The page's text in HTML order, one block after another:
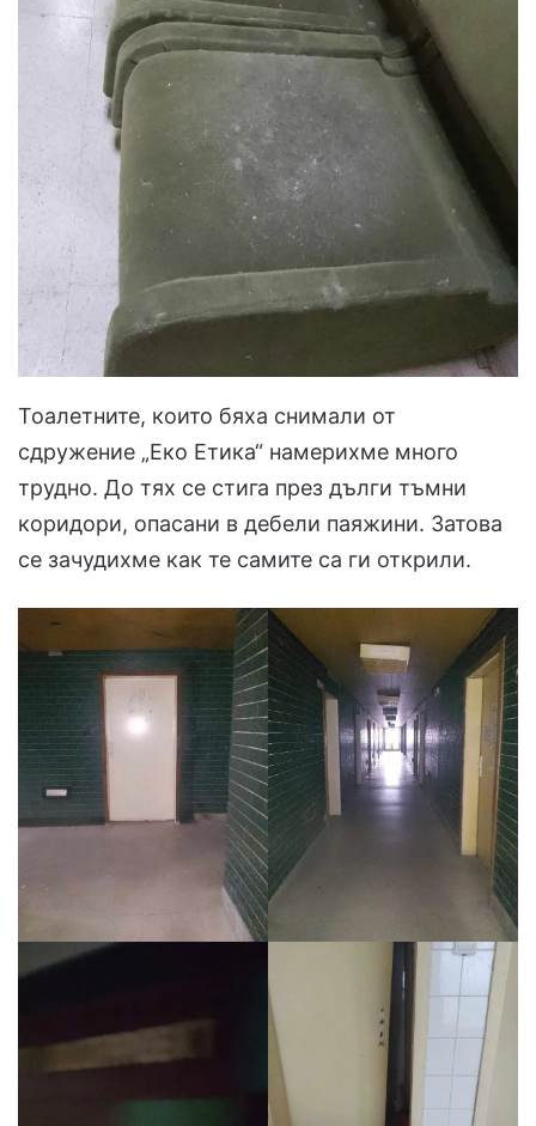
Тоалетните, които бяха снимали от
сдружение „Еко Етика“ намерихме много
трудно. До тях се стига през дълги тъмни
коридори, опасани в дебели паяжини. Затова
се зачудихме как те самите са ги открили.